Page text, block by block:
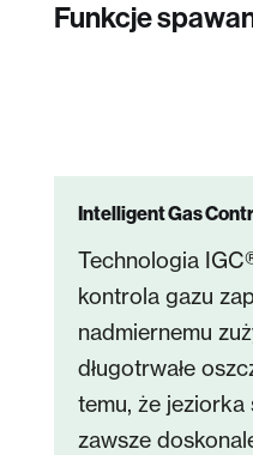
Funkcje
Intelligent Gas
Technologia
kontrola gazu
nadmiernemu
długotrwałe
temu, że jeziorka
zawsze